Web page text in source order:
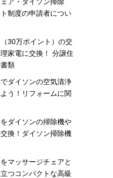
制度の申請者につい
30万ポイント）の交
家電に交換！ 分譲住
類
ダイソンの空気清浄
う！リフォームに関
ダイソンの掃除機や
換！ダイソン掃除機
マッサージチェアと
つコンパクトな高級